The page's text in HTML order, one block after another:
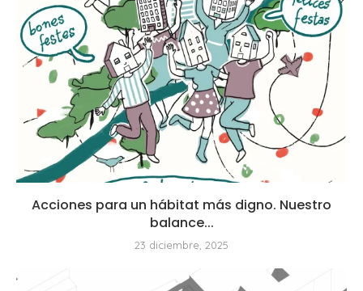
Acciones para un hábitat más digno. Nuestro
balance...
23 diciembre, 2025